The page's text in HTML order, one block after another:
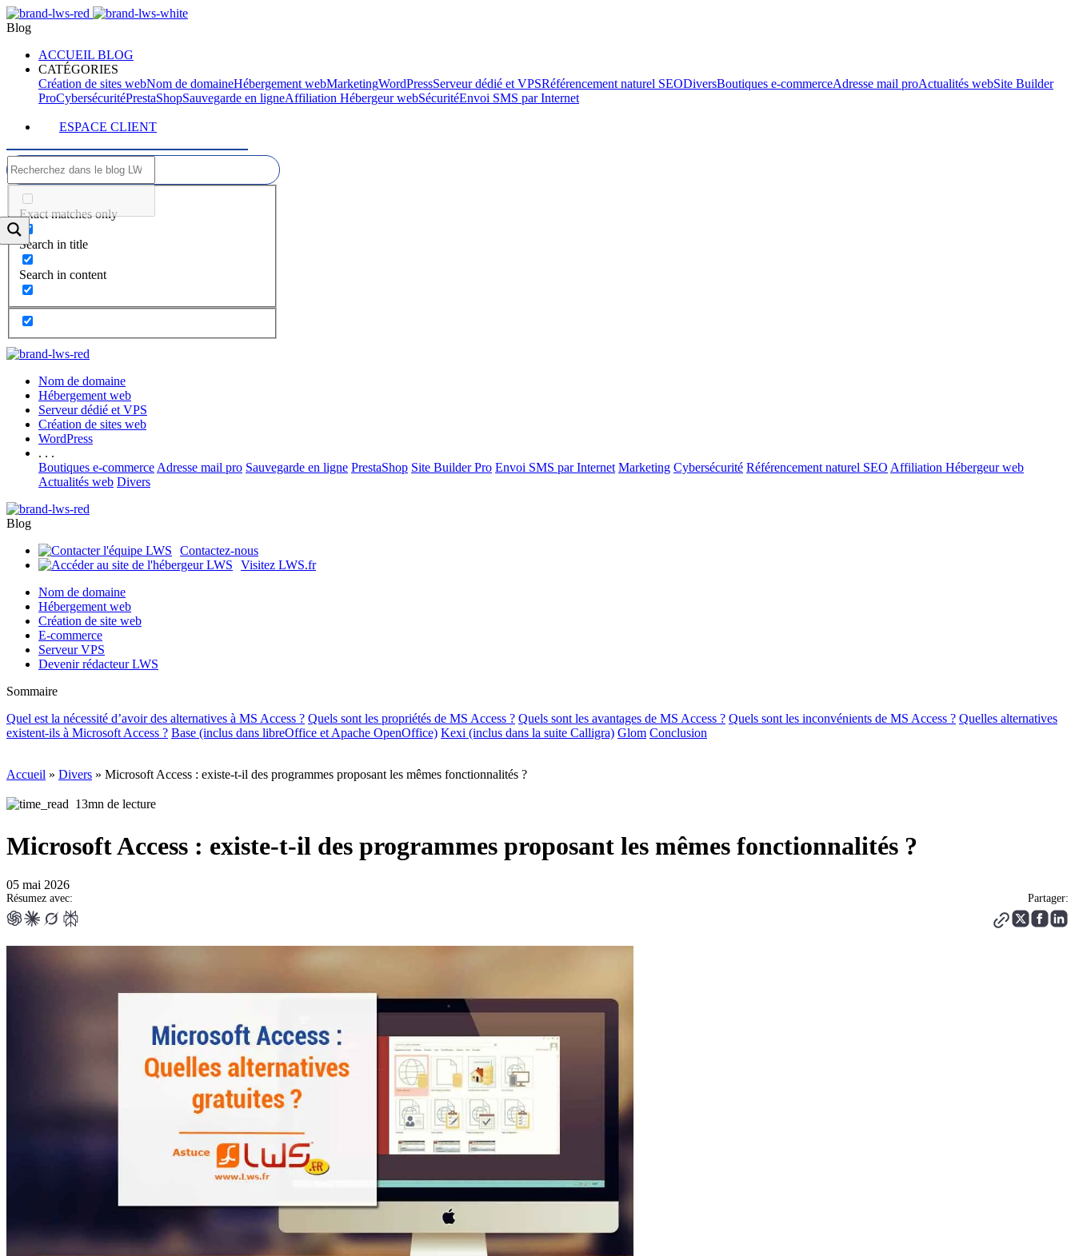
Blog
ACCUEIL BLOG
CATÉGORIES
Création de sites webNom de domaineHébergement webMarketingWordPressServeur dédié et VPSRéférencement naturel SEODiversBoutiques e-commerceAdresse mail proActualités webSite Builder
ProCybersécuritéPrestaShopSauvegarde en ligneAffiliation Hébergeur webSécuritéEnvoi SMS par Internet
ESPACE CLIENT
Exact matches only
Search in title
Search in content
Nom de domaine
Hébergement web
Serveur dédié et VPS
Création de sites web
WordPress
. . .
Boutiques e-commerce Adresse mail pro Sauvegarde en ligne PrestaShop Site Builder Pro Envoi SMS par Internet Marketing Cybersécurité Référencement naturel SEO Affiliation Hébergeur web
Actualités web Divers
Blog
Contactez-nous
Visitez LWS.fr
Nom de domaine
Hébergement web
Création de site web
E-commerce
Serveur VPS
Devenir rédacteur LWS
Sommaire
Quel est la nécessité d’avoir des alternatives à MS Access ? Quels sont les propriétés de MS Access ? Quels sont les avantages de MS Access ? Quels sont les inconvénients de MS Access ? Quelles alternatives
existent-ils à Microsoft Access ? Base (inclus dans libreOffice et Apache OpenOffice) Kexi (inclus dans la suite Calligra) Glom Conclusion
Accueil » Divers » Microsoft Access : existe-t-il des programmes proposant les mêmes fonctionnalités ?
13mn de lecture
Microsoft Access : existe-t-il des programmes proposant les mêmes fonctionnalités ?
05 mai 2026
Résumez avec: Partager: